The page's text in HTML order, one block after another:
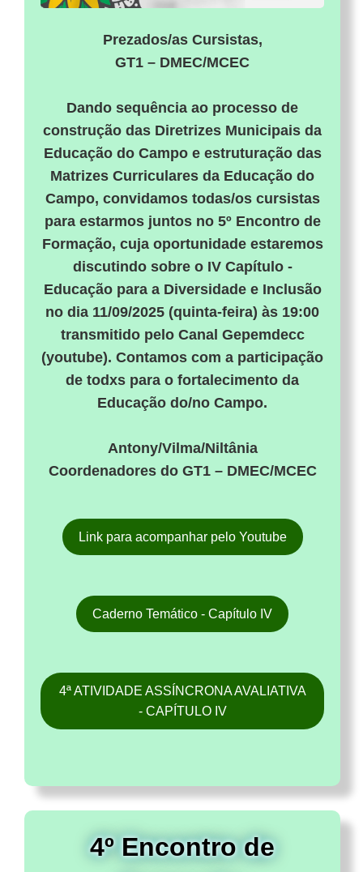
Prezados/as Cursistas,
GT1 – DMEC/MCEC
Dando sequência ao processo de
construção das Diretrizes Municipais da
Educação do Campo e estruturação das
Matrizes Curriculares da Educação do
Campo, convidamos todas/os cursistas
para estarmos juntos no 5º Encontro de
Formação, cuja oportunidade estaremos
discutindo sobre o IV Capítulo -
Educação para a Diversidade e Inclusão
no dia 11/09/2025 (quinta-feira) às 19:00
transmitido pelo Canal Gepemdecc
(youtube). Contamos com a participação
de todxs para o fortalecimento da
Educação do/no Campo.
Antony/Vilma/Niltânia
Coordenadores do GT1 – DMEC/MCEC
Link para acompanhar pelo Youtube
Caderno Temático - Capítulo IV
4ª ATIVIDADE ASSÍNCRONA AVALIATIVA
- CAPÍTULO IV
4º Encontro de